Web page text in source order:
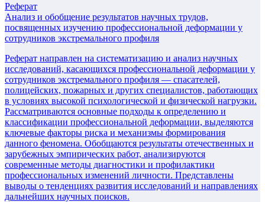
Реферат
Анализ и обобщение результатов научных трудов,
посвященных изучению профессиональной деформации у
сотрудников экстремального профиля
Реферат направлен на систематизацию и анализ научных
исследований, касающихся профессиональной деформации у
сотрудников экстремального профиля — спасателей,
полицейских, пожарных и других специалистов, работающих
в условиях высокой психологической и физической нагрузки.
Рассматриваются основные подходы к определению и
классификации профессиональной деформации, выделяются
ключевые факторы риска и механизмы формирования
данного феномена. Обобщаются результаты отечественных и
зарубежных эмпирических работ, анализируются
современные методы диагностики и профилактики
профессиональных изменений личности. Представлены
выводы о тенденциях развития исследований и направлениях
дальнейших научных поисков.